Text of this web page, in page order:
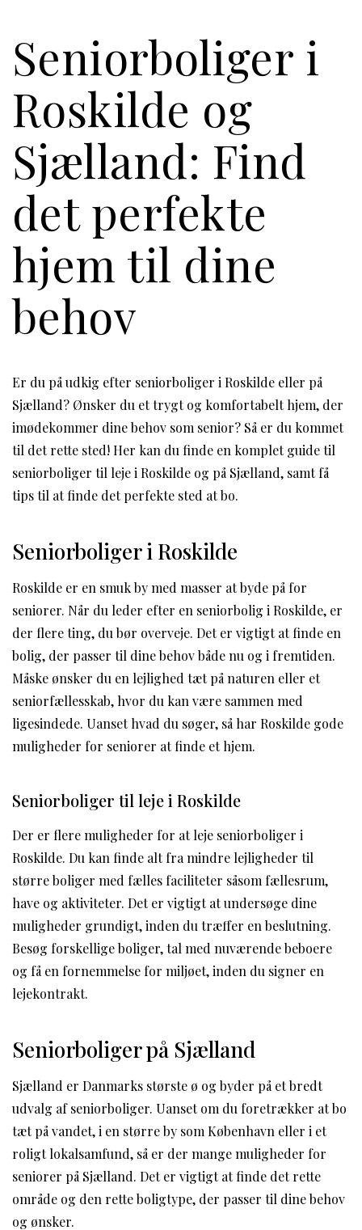
Seniorboliger i
Roskilde og
Sjælland: Find
det perfekte
hjem til dine
behov
Er du på udkig efter seniorboliger i Roskilde eller på
Sjælland? Ønsker du et trygt og komfortabelt hjem, der
imødekommer dine behov som senior? Så er du kommet
til det rette sted! Her kan du finde en komplet guide til
seniorboliger til leje i Roskilde og på Sjælland, samt få
tips til at finde det perfekte sted at bo.
Seniorboliger i Roskilde
Roskilde er en smuk by med masser at byde på for
seniorer. Når du leder efter en seniorbolig i Roskilde, er
der flere ting, du bør overveje. Det er vigtigt at finde en
bolig, der passer til dine behov både nu og i fremtiden.
Måske ønsker du en lejlighed tæt på naturen eller et
seniorfællesskab, hvor du kan være sammen med
ligesindede. Uanset hvad du søger, så har Roskilde gode
muligheder for seniorer at finde et hjem.
Seniorboliger til leje i Roskilde
Der er flere muligheder for at leje seniorboliger i
Roskilde. Du kan finde alt fra mindre lejligheder til
større boliger med fælles faciliteter såsom fællesrum,
have og aktiviteter. Det er vigtigt at undersøge dine
muligheder grundigt, inden du træffer en beslutning.
Besøg forskellige boliger, tal med nuværende beboere
og få en fornemmelse for miljøet, inden du signer en
lejekontrakt.
Seniorboliger på Sjælland
Sjælland er Danmarks største ø og byder på et bredt
udvalg af seniorboliger. Uanset om du foretrækker at bo
tæt på vandet, i en større by som København eller i et
roligt lokalsamfund, så er der mange muligheder for
seniorer på Sjælland. Det er vigtigt at finde det rette
område og den rette boligtype, der passer til dine behov
og ønsker.